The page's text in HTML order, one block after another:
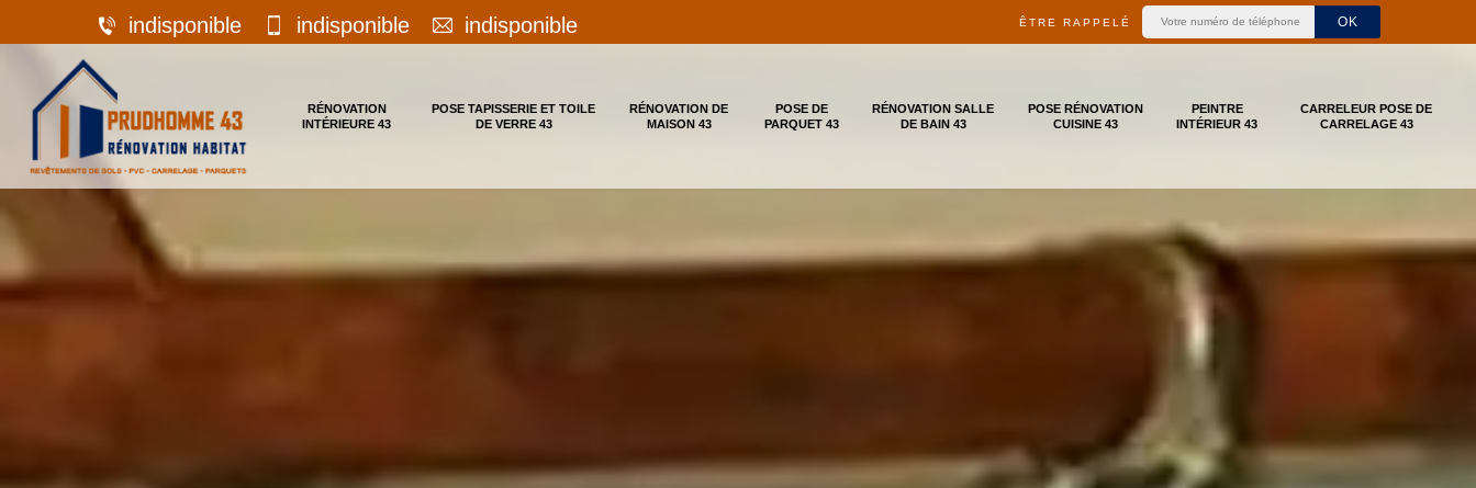
indisponible indisponible indisponible ÊTRE RAPPELÉ
RÉNOVATION
INTÉRIEURE 43
POSE TAPISSERIE ET TOILE
DE VERRE 43
RÉNOVATION DE
MAISON 43
POSE DE
PARQUET 43
RÉNOVATION SALLE
DE BAIN 43
POSE RÉNOVATION
CUISINE 43
PEINTRE
INTÉRIEUR 43
CARRELEUR POSE DE
CARRELAGE 43